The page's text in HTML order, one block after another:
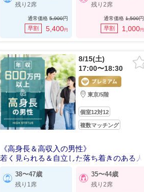
残り2席
通常価格 5,900円
早割 5,400円
残り2席
通常価格1,500円
早割 1,000円
8/15(土)
17:00〜18:30
東京/5階
個室12対12
複数マッチング
《高身長＆高収入の男性》
若く見られる＆自立した落ち着きのある人
38〜47歳
残り1席
35〜44歳
残り2席